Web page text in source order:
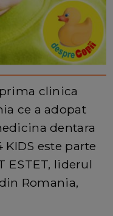
prima clinica
ce a adopat
dentara
KIDS este parte
ESTET, liderul
Romania,